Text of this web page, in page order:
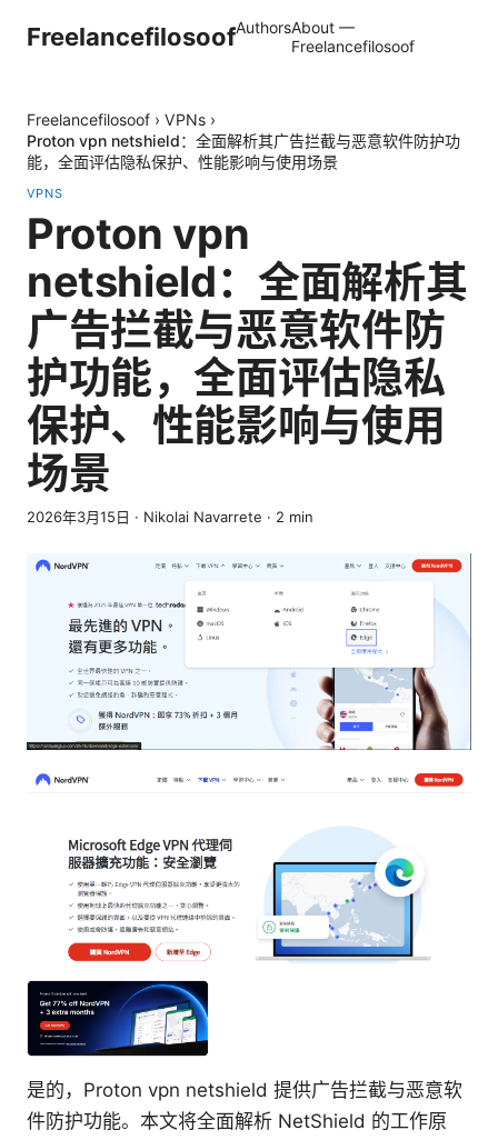
FreelancefilosoofAuthorsAbout —
Freelancefilosoof
Freelancefilosoof › VPNs ›
Proton vpn netshield：全面解析其广告拦截与恶意软件防护功
能，全面评估隐私保护、性能影响与使用场景
VPNS
Proton vpn
netshield：全面解析其
广告拦截与恶意软件防
护功能，全面评估隐私
保护、性能影响与使用
场景
2026年3月15日 · Nikolai Navarrete · 2 min
是的，Proton vpn netshield 提供广告拦截与恶意软
件防护功能。本文将全面解析 NetShield 的工作原